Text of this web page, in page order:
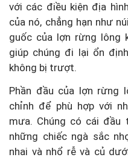
với các điều kiện địa
của nó, chẳng hạn như
guốc của lợn rừng lông
giúp chúng đi lại ổn
không bị trượt.
Phần đầu của lợn rừng
chỉnh để phù hợp với
mưa. Chúng có cái
những chiếc ngà sắc
nhai và nhổ rễ và củ